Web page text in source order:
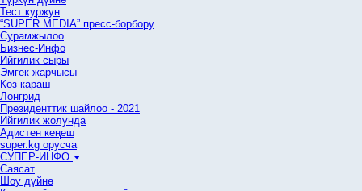
Тест куржун
“SUPER MEDIA” пресс-борбору
Сурамжылоо
Бизнес-Инфо
Ийгилик сыры
Эмгек жарчысы
Көз караш
Лонгрид
Президенттик шайлоо - 2021
Ийгилик жолунда
Адистен кеңеш
super.kg орусча
СУПЕР-ИНФО
Саясат
Шоу дүйнө